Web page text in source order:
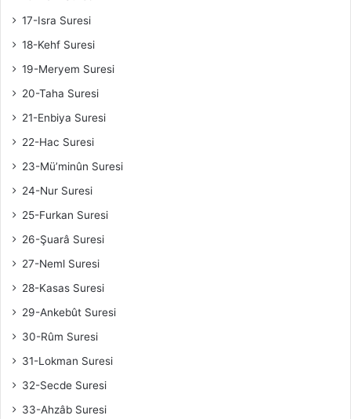
17-Isra Suresi
18-Kehf Suresi
19-Meryem Suresi
20-Taha Suresi
21-Enbiya Suresi
22-Hac Suresi
23-Mü’minûn Suresi
24-Nur Suresi
25-Furkan Suresi
26-Şuarâ Suresi
27-Neml Suresi
28-Kasas Suresi
29-Ankebût Suresi
30-Rûm Suresi
31-Lokman Suresi
32-Secde Suresi
33-Ahzâb Suresi